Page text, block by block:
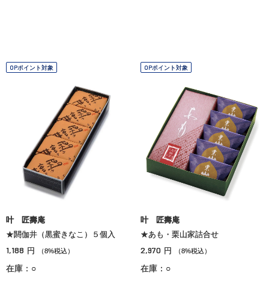
OPポイント対象
叶 匠壽庵
★閼伽井（黒蜜きなこ）５個入
1,188 円 （8%税込）
在庫：○
OPポイント対象
叶 匠壽庵
★あも・栗山家詰合せ
2,970 円 （8%税込）
在庫：○